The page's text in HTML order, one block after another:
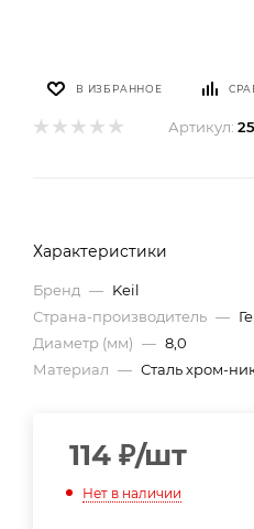
В ИЗБРАННОЕ
Артикул:
Характеристики
Бренд — Keil
Страна-производитель —
Диаметр (мм) — 8,0
Материал — Сталь хром-
114 ₽/шт
Нет в наличии